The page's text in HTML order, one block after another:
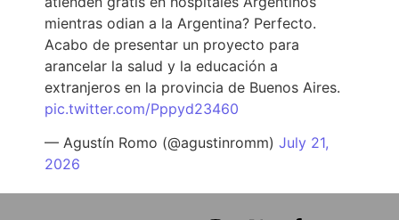
mientras odian a la Argentina? Perfecto.
Acabo de presentar un proyecto para
arancelar la salud y la educación a
extranjeros en la provincia de Buenos Aires.
pic.twitter.com/Pppyd23460
— Agustín Romo (@agustinromm) July 21,
2026